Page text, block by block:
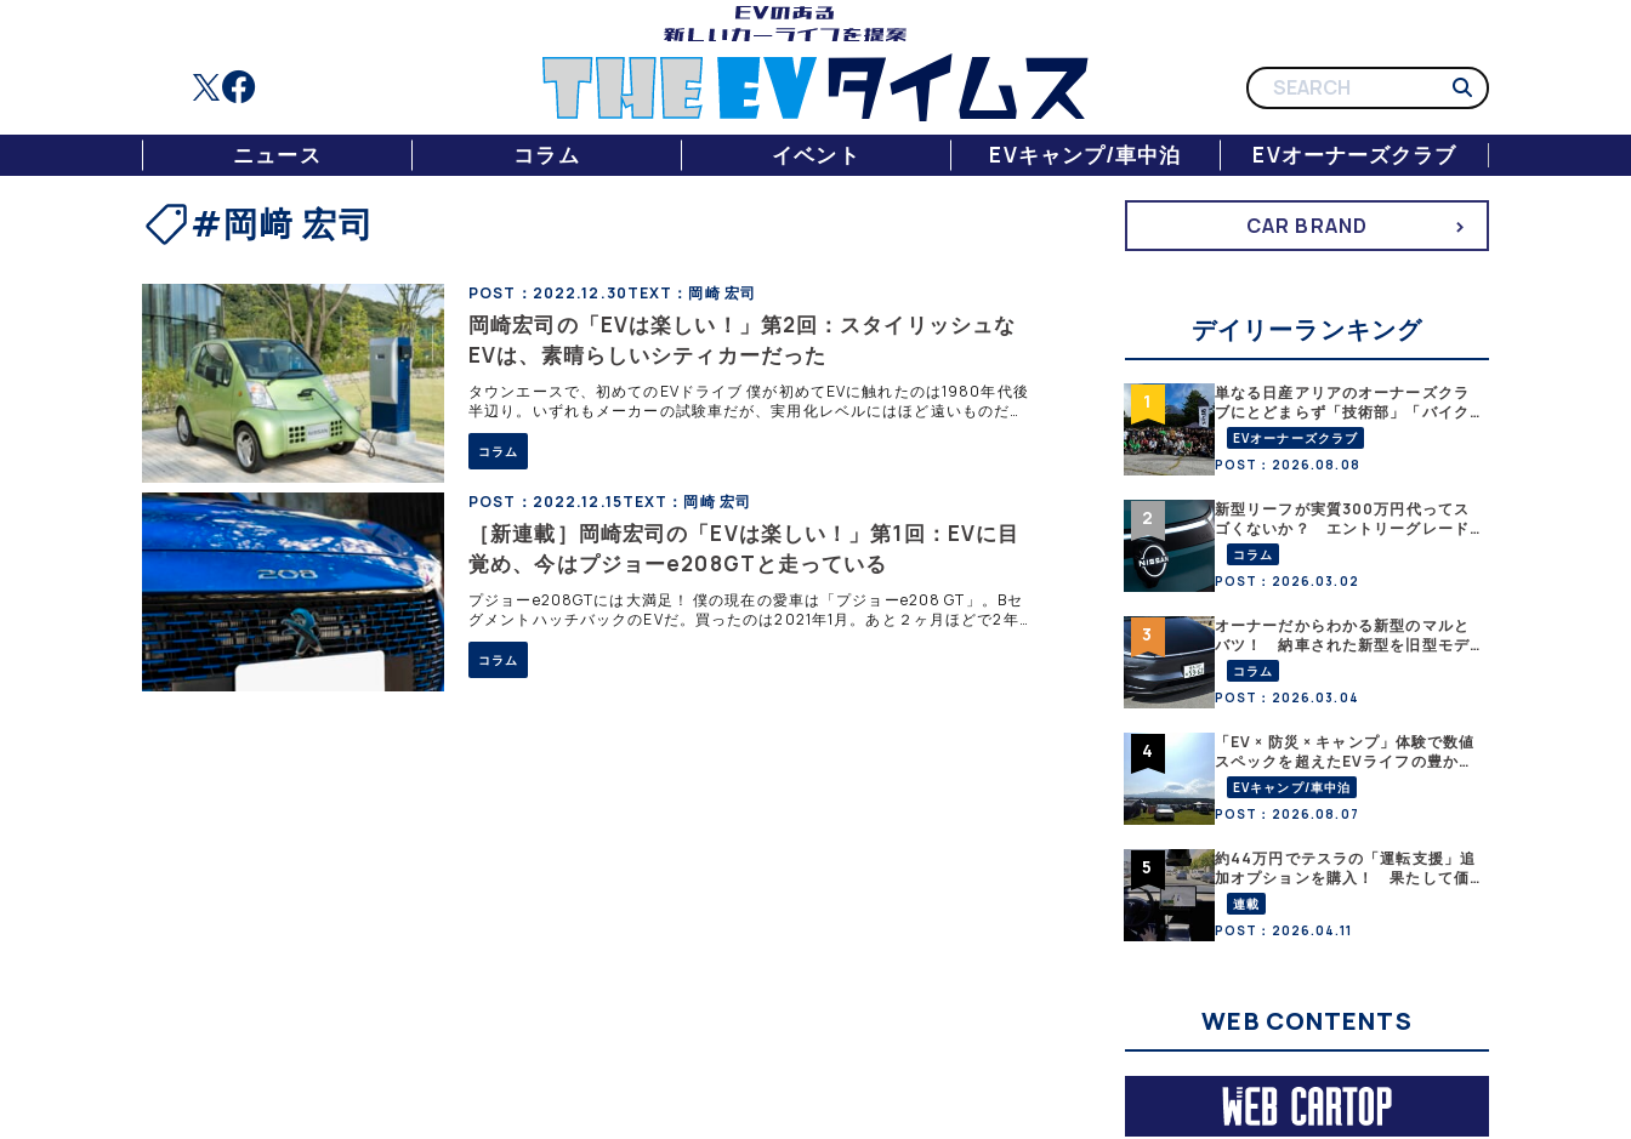
ニュース コラム イベント EVキャンプ/車中泊 EVオーナーズクラブ
#岡﨑 宏司
POST：2022.12.30TEXT：岡崎 宏司
岡崎宏司の「EVは楽しい！」第2回：スタイリッシュな
EVは、素晴らしいシティカーだった
タウンエースで、初めてのEVドライブ 僕が初めてEVに触れたのは1980年代後
半辺り。いずれもメーカーの試験車だが、実用化レベルにはほど遠いものだっ
た。 正式販売されたものでは、1992年のトヨタ「タウンエース バンEV
コラム
POST：2022.12.15TEXT：岡崎 宏司
［新連載］岡崎宏司の「EVは楽しい！」第1回：EVに目
覚め、今はプジョーe208GTと走っている
プジョーe208GTには大満足！ 僕の現在の愛車は「プジョーe208 GT」。Bセ
グメントハッチバックのEVだ。買ったのは2021年1月。あと２ヶ月ほどで2年
になる。 で……「2年間の印象は？」と聞かれたら、「大満足！」
コラム
CAR BRAND
デイリーランキング
単なる日産アリアのオーナーズクラ
ブにとどまらず「技術部」「バイク
部」「釣り部」など多彩な趣味人集
合体がAOCJ【 NISSAN ARIYA
Owner’s CLUB JAPAN 】
EVオーナーズクラブ
POST：2026.08.08
新型リーフが実質300万円代ってス
ゴくないか？ エントリーグレード
「B5」の中身を詳細チェックした
コラム
POST：2026.03.02
オーナーだからわかる新型のマルと
バツ！ 納車された新型を旧型モデ
ルＹと細部まで比べてみた【テスラ
沼にはまった大学教授のEV生活・そ
の６】
コラム
POST：2026.03.04
「EV × 防災 × キャンプ」体験で数値
スペックを超えたEVライフの豊かさ
を実感【 EV SUMMER CAMP 2026
】
EVキャンプ/車中泊
POST：2026.08.07
約44万円でテスラの「運転支援」追
加オプションを購入！ 果たして価
格以上の効果はあったのか？【テス
ラ沼にはまった大学教授のEV生活・
その10】
連載
POST：2026.04.11
WEB CONTENTS